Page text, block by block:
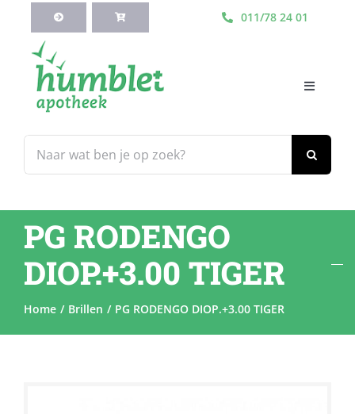
inhoud
011/78 24 01
naar:
Toggle
Webshop
Blog
Diensten
Contacteer Ons
PG RODENGO
DIOP.+3.00 TIGER
Home Brillen PG RODENGO DIOP.+3.00 TIGER